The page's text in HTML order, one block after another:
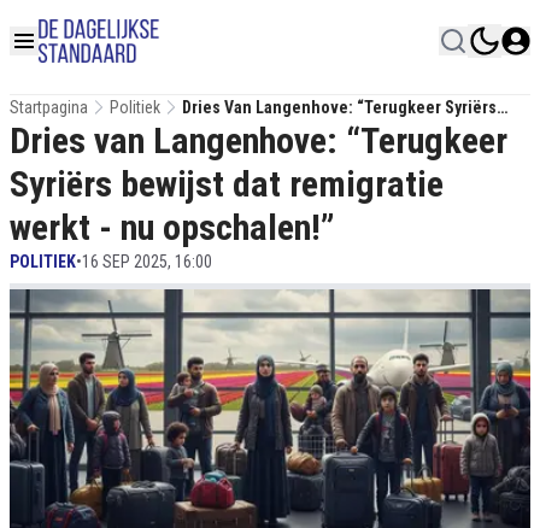
Startpagina Politiek
Dries Van Langenhove: “Terugkeer Syriërs
Bewijst Dat Remigratie Werkt - Nu Opschalen!”
Dries van Langenhove: “Terugkeer
Syriërs bewijst dat remigratie
werkt - nu opschalen!”
POLITIEK•16 SEP 2025, 16:00